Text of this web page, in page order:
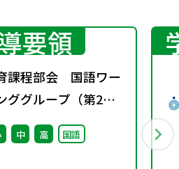
要領
課程部会 国語ワー
ググループ（第2
配付資料
中 高 国語